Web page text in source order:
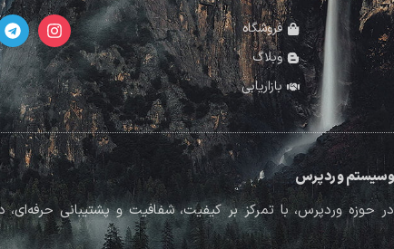
فروشگاه
وبلاگ
بازاریابی
وردپرس
از ۹ سال تجربه در حوزه وردپرس، با تمرکز بر کیفیت، شفافیت و